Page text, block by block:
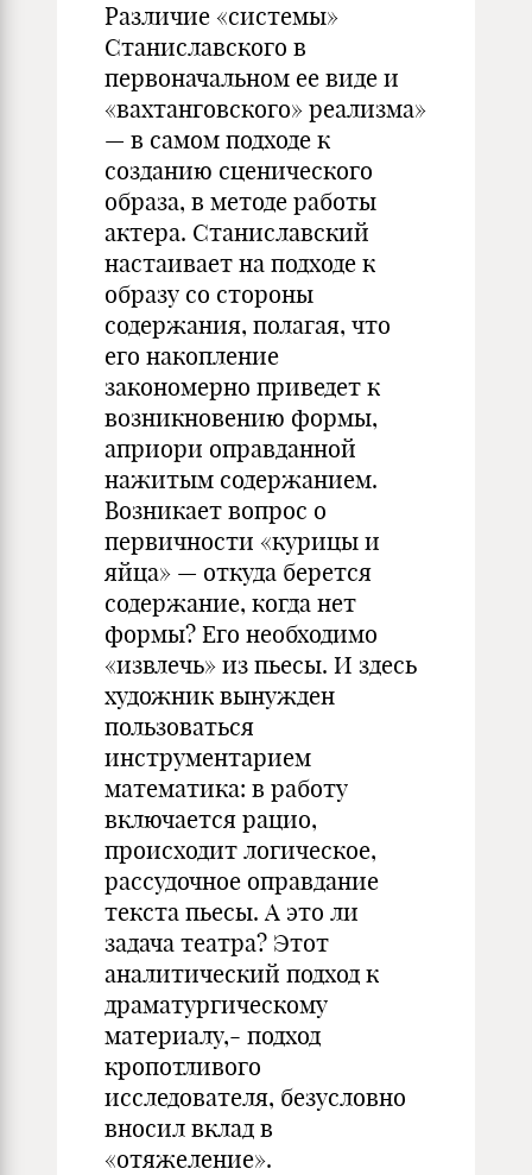
Различие «системы»
Станиславского в
первоначальном ее виде и
«вахтанговского» реализма»
— в самом подходе к
созданию сценического
образа, в методе работы
актера. Станиславский
настаивает на подходе к
образу со стороны
содержания, полагая, что
его накопление
закономерно приведет к
возникновению формы,
априори оправданной
нажитым содержанием.
Возникает вопрос о
первичности «курицы и
яйца» — откуда берется
содержание, когда нет
формы? Его необходимо
«извлечь» из пьесы. И здесь
художник вынужден
пользоваться
инструментарием
математика: в работу
включается рацио,
происходит логическое,
рассудочное оправдание
текста пьесы. А это ли
задача театра? Этот
аналитический подход к
драматургическому
материалу,- подход
кропотливого
исследователя, безусловно
вносил вклад в
«отяжеление».